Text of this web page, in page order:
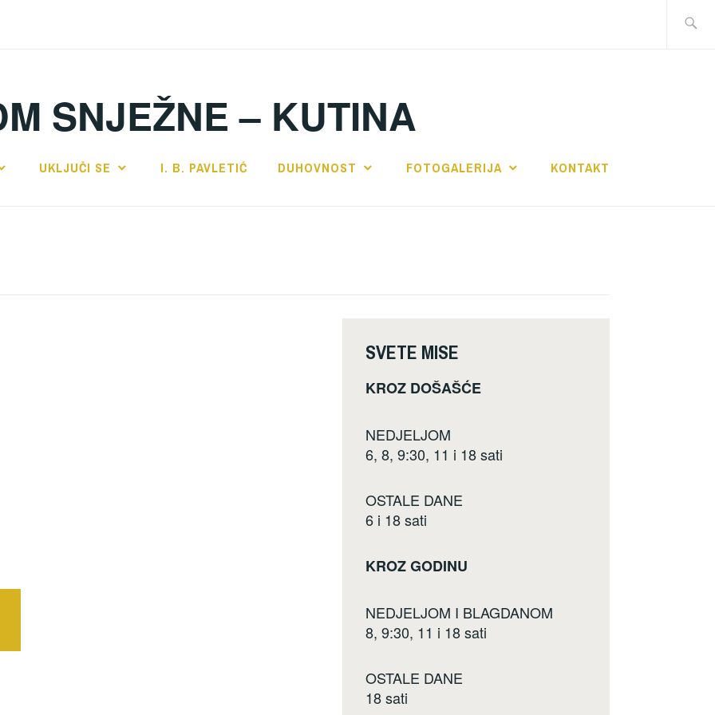
SNJEŽNE – KUTINA
UKLJUČI SE I. B. PAVLETIĆ DUHOVNOST FOTOGALERIJA KONTAKT
SVETE MISE
KROZ DOŠAŠĆE
NEDJELJOM
6, 8, 9:30, 11 i 18 sati
OSTALE DANE
6 i 18 sati
KROZ GODINU
NEDJELJOM I BLAGDANOM
8, 9:30, 11 i 18 sati
OSTALE DANE
18 sati